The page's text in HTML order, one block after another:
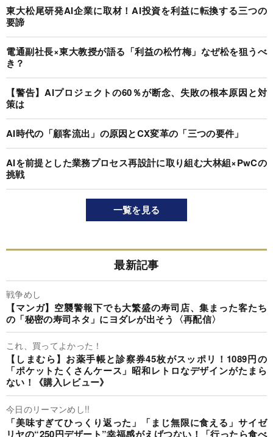
東大松尾研発AI企業に取材！AI投資を利益に転換する三つの
要諦
電通副社長×東大教授が語る「利益の松竹梅」なぜ松を狙うべ
き？
【警告】AIプロジェクトの60％が断念、失敗の根本原因と対
策は
AI時代の「顧客流出」の原因とCX変革の「三つの要件」
AIを前提とした業務プロセス再設計に取り組む大林組×PwCの
挑戦
一覧を見る
最新記事
戦争めし
【マンガ】空襲警報下でも大繁盛の寿司店、集まった客たち
の「秘密の寿司ネタ」にヨダレが出そう〈再配信〉
これ、買ってよかった！
【しまむら】お薬手帳と診察券45枚がスッポリ！1089円の
「ポケットたくさんケース」昭和レトロなデザインがたまら
ない！《購入レビュー》
今日のリーマンめし!!
「美味すぎてひっくり返った」「まじ無限に食える」サイゼ
リヤの“250円デザート”幸福感がえげつない！「行ったら食べ